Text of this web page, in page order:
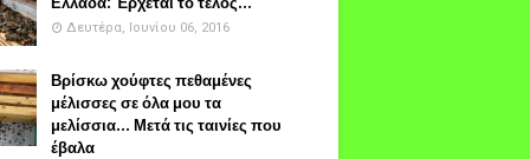
Δευτέρα, Ιουνίου 06, 2016
Βρίσκω χούφτες πεθαμένες
μέλισσες σε όλα μου τα
μελίσσια... Μετά τις ταινίες που
έβαλα